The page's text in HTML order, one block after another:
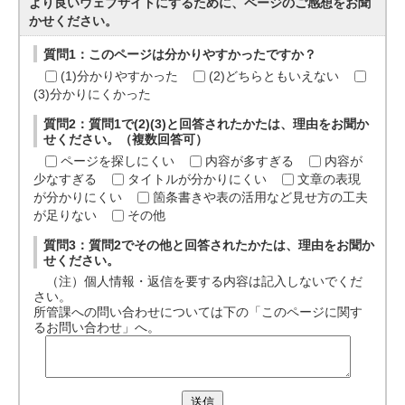
より良いウェブサイトにするために、ページのご感想をお聞
かせください。
質問1：このページは分かりやすかったですか？
(1)分かりやすかった
(2)どちらともいえない
(3)分かりにくかった
質問2：質問1で(2)(3)と回答されたかたは、理由をお聞か
せください。（複数回答可）
ページを探しにくい
内容が多すぎる
内容が
少なすぎる
タイトルが分かりにくい
文章の表現
が分かりにくい
箇条書きや表の活用など見せ方の工夫
が足りない
その他
質問3：質問2でその他と回答されたかたは、理由をお聞か
せください。
（注）個人情報・返信を要する内容は記入しないでくだ
さい。
所管課への問い合わせについては下の「このページに関す
るお問い合わせ」へ。
送信